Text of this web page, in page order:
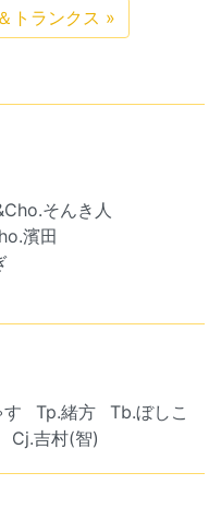
トランクス »
そんき人
濱田
す Tp.緒方
Tb.ぼしこ
Cj.吉村(智)